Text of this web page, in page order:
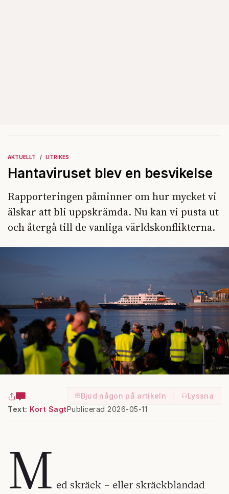
AKTUELLT UTRIKES
Hantaviruset blev en besvikelse
Rapporteringen påminner om hur mycket vi
älskar att bli uppskrämda. Nu kan vi pusta ut
och återgå till de vanliga världskonflikterna.
Bjud någon på artikeln
Lyssna
Text: Kort SagtPublicerad 2026-05-11
M ed skräck – eller skräckblandad